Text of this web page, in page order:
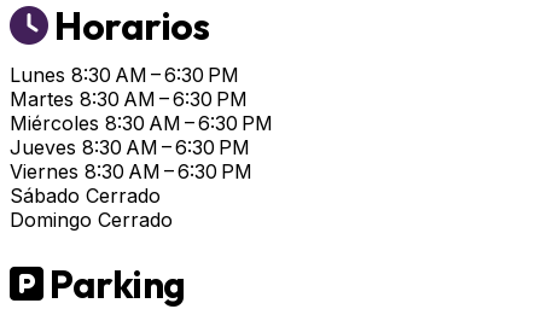
Horarios
Lunes 8:30 AM – 6:30 PM
Martes 8:30 AM – 6:30 PM
Miércoles 8:30 AM – 6:30 PM
Jueves 8:30 AM – 6:30 PM
Viernes 8:30 AM – 6:30 PM
Sábado Cerrado
Domingo Cerrado
Parking